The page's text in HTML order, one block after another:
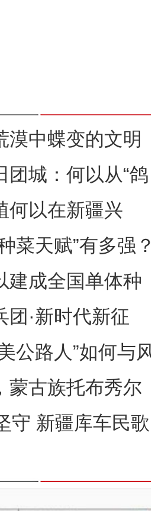
漠中蝶变的文明
团城：何以从“鸽
红打卡地
何以在新疆兴
菜天赋”有多强？
变“智慧农场
建成全国单体种
大油莎豆示范基
团·新时代新征
瀚海中的新疆兵
公路人”如何与风
”？
蒙古族托布秀尔
传承不息？
守 新疆库车民歌
歌声展现非遗魅